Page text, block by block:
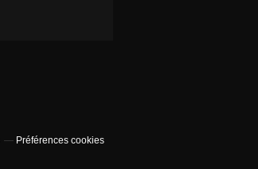
Préférences cookies